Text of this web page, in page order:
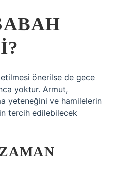
önerilse de gece
yoktur. Armut,
yeteneğini ve hamilelerin
tercih edilebilecek